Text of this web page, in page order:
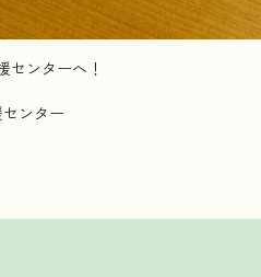
ンターへ！
ンター